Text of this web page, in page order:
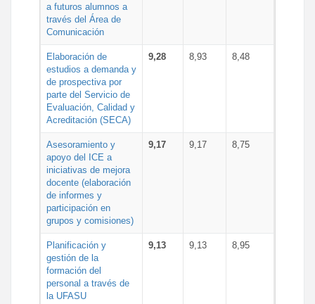
a futuros alumnos a
través del Área de
Comunicación
Elaboración de
estudios a demanda y
de prospectiva por
parte del Servicio de
Evaluación, Calidad y
Acreditación (SECA)
9,28 8,93 8,48
Asesoramiento y
apoyo del ICE a
iniciativas de mejora
docente (elaboración
de informes y
participación en
grupos y comisiones)
9,17 9,17 8,75
Planificación y
gestión de la
formación del
personal a través de
la UFASU
9,13 9,13 8,95